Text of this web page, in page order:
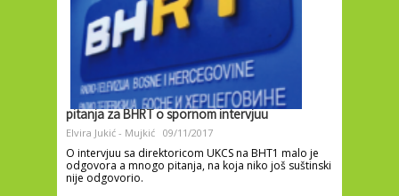
pitanja za BHRT o spornom intervjuu
Elvira Jukić - Mujkić 09/11/2017
O intervjuu sa direktoricom UKCS na BHT1 malo je
odgovora a mnogo pitanja, na koja niko još suštinski
nije odgovorio.